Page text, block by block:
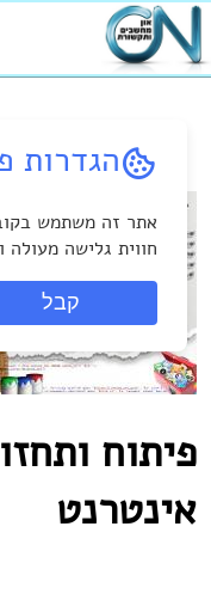
הגדרות
חווית גלישה מעולה
קבל
פיתוח
אינטרנט